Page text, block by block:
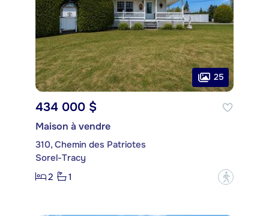
25
434 000 $
Maison à vendre
310, Chemin des Patriotes
Sorel-Tracy
2
1 ?